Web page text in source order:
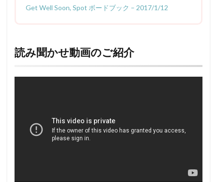
Get Well Soon, Spot ボードブック – 2017/1/12
読み聞かせ動画のご紹介